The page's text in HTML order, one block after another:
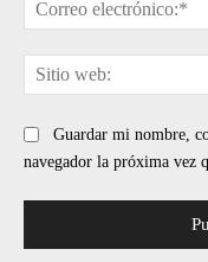
Guardar mi nombre,
navegador la próxima vez